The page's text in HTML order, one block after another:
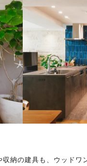
納の建具も、ウッドワ